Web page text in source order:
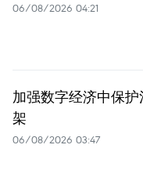
06/08/2026 04:21
加强数字经济中保
架
06/08/2026 03:47